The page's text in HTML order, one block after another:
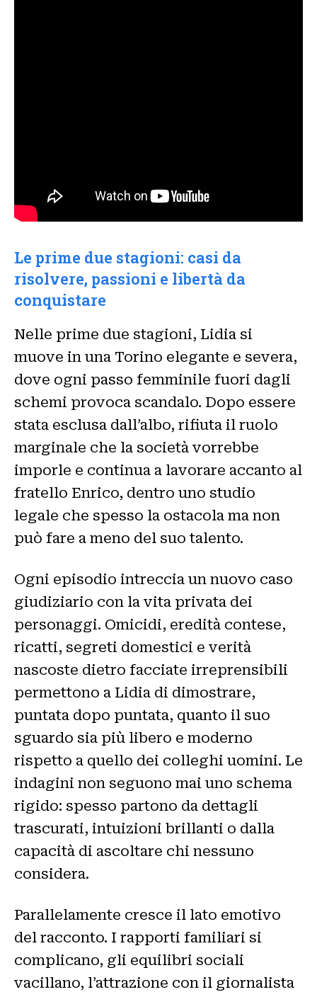
Le prime due stagioni: casi da
risolvere, passioni e libertà da
conquistare
Nelle prime due stagioni, Lidia si
muove in una Torino elegante e severa,
dove ogni passo femminile fuori dagli
schemi provoca scandalo. Dopo essere
stata esclusa dall’albo, rifiuta il ruolo
marginale che la società vorrebbe
imporle e continua a lavorare accanto al
fratello Enrico, dentro uno studio
legale che spesso la ostacola ma non
può fare a meno del suo talento.
Ogni episodio intreccia un nuovo caso
giudiziario con la vita privata dei
personaggi. Omicidi, eredità contese,
ricatti, segreti domestici e verità
nascoste dietro facciate irreprensibili
permettono a Lidia di dimostrare,
puntata dopo puntata, quanto il suo
sguardo sia più libero e moderno
rispetto a quello dei colleghi uomini. Le
indagini non seguono mai uno schema
rigido: spesso partono da dettagli
trascurati, intuizioni brillanti o dalla
capacità di ascoltare chi nessuno
considera.
Parallelamente cresce il lato emotivo
del racconto. I rapporti familiari si
complicano, gli equilibri sociali
vacillano, l’attrazione con il giornalista